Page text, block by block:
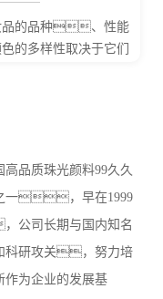
品的品种、性能
的多样性取决于它们
品质珠光颜料99久久
之一，早在1999
公司长期与国内知名
科研攻关，努力培
为企业的发展基